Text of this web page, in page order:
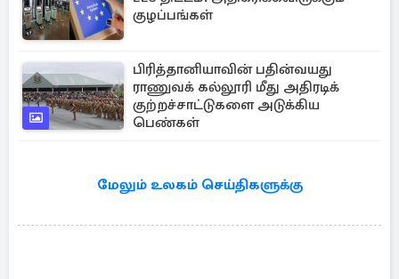
குழப்பங்கள்
பிரித்தானியாவின் பதின்வயது
ராணுவக் கல்லூரி மீது அதிரடிக்
குற்றச்சாட்டுகளை அடுக்கிய
பெண்கள்
மேலும் உலகம் செய்திகளுக்கு